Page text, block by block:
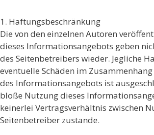
1. Haftungsbeschränkung
Die von den einzelnen Autoren
dieses Informationsangebots geben
des Seitenbetreibers wieder. Jegliche
eventuelle Schäden im
des Informationsangebots ist
bloße Nutzung dieses
keinerlei Vertragsverhältnis zwischen
Seitenbetreiber zustande.